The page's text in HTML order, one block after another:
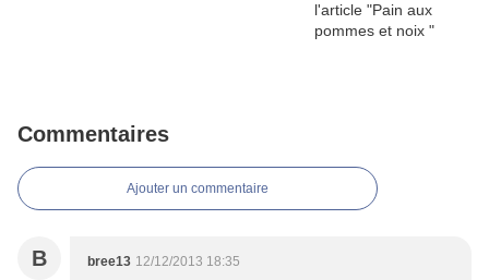
Commentaires
Ajouter un commentaire
B bree13 12/12/2013 18:35